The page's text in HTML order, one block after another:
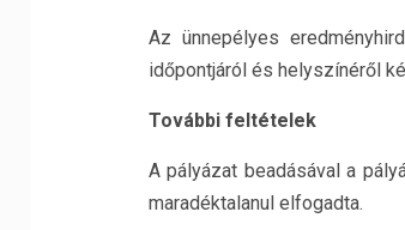
Az ünnepélyes
időpontjáról és helyszínéről
További feltételek
A pályázat beadásával a
maradéktalanul elfogadta.